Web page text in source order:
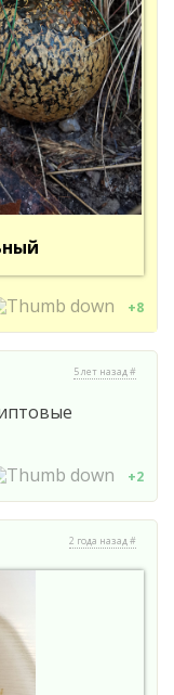
+8
5 лет назад #
+2
2 года назад #